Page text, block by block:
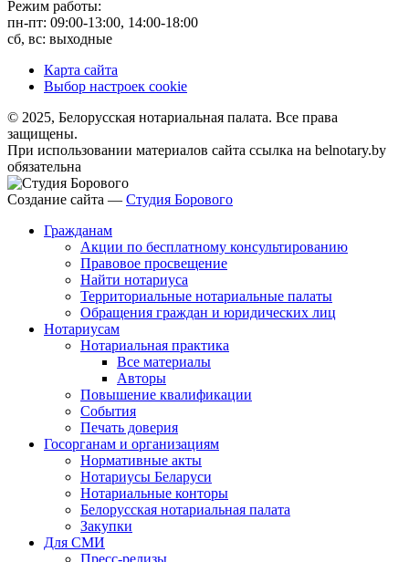
Режим работы:
пн-пт: 09:00-13:00, 14:00-18:00
сб, вс: выходные
Карта сайта
Выбор настроек cookie
© 2025, Белорусская нотариальная палата. Все права
защищены.
При использовании материалов сайта ссылка на belnotary.by
обязательна
Создание сайта — Студия Борового
Гражданам
Акции по бесплатному консультированию
Правовое просвещение
Найти нотариуса
Территориальные нотариальные палаты
Обращения граждан и юридических лиц
Нотариусам
Нотариальная практика
Все материалы
Авторы
Повышение квалификации
События
Печать доверия
Госорганам и организациям
Нормативные акты
Нотариусы Беларуси
Нотариальные конторы
Белорусская нотариальная палата
Закупки
Для СМИ